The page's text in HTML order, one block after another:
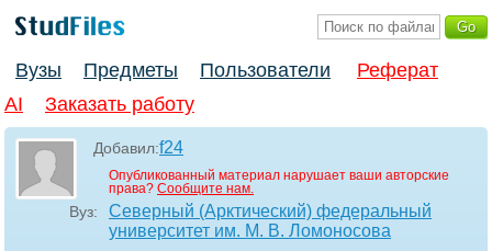
Вузы Предметы Пользователи
Реферат
AI
Заказать работу
Добавил:f24
Опубликованный материал нарушает ваши авторские
права? Сообщите нам.
Вуз:
Северный (Арктический) федеральный
университет им. М. В. Ломоносова